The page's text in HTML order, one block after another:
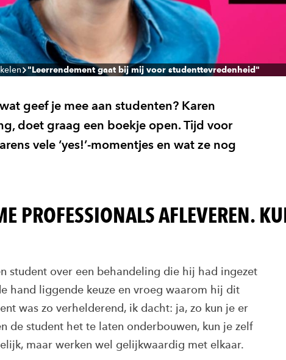
"Leerrendement gaat bij mij voor studenttevredenheid"
geef je mee aan studenten? Karen
doet graag een boekje open. Tijd voor
vele ‘yes!’-momentjes en wat ze nog
PROFESSIONALS AFLEVEREN.
student over een behandeling die hij had ingezet
hand liggende keuze en vroeg waarom hij dit
was zo verhelderend, ik dacht: ja, zo kun je er
de student het te laten onderbouwen, kun je zelf
maar werken wel gelijkwaardig met elkaar.